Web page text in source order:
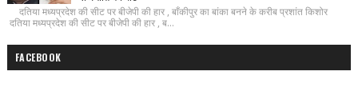
दतिया मध्यप्रदेश की सीट पर बीजेपी की हार , बाँकीपुर का बांका बनने के करीब प्रशांत किशोर
दतिया मध्यप्रदेश की सीट पर बीजेपी की हार , ब...
FACEBOOK